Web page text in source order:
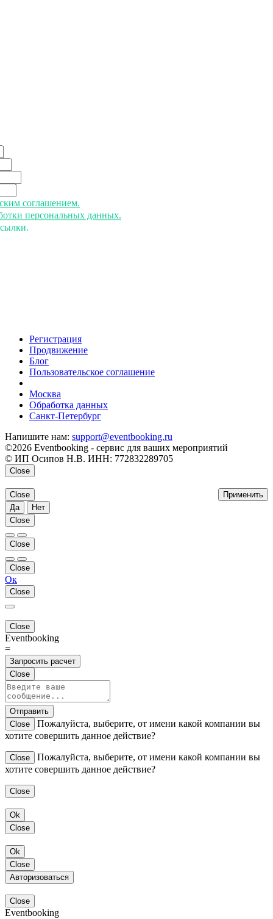
соглашением.
персональных данных.
Регистрация
Продвижение
Блог
Пользовательское соглашение
Москва
Обработка данных
Санкт-Петербург
Напишите нам: support@eventbooking.ru
©2026 Eventbooking - сервис для ваших мероприятий
© ИП Осипов Н.В. ИНН: 772832289705
Close
Применить
Close
Да
Нет
Close
Close
Close
Ок
Close
Close
Eventbooking
=
Запросить расчет
Close
Отправить
Close
Пожалуйста, выберите, от имени какой компании вы
хотите совершить данное действие?
Close
Пожалуйста, выберите, от имени какой компании вы
хотите совершить данное действие?
Close
Ok
Close
Ok
Close
Авторизоваться
Close
Eventbooking